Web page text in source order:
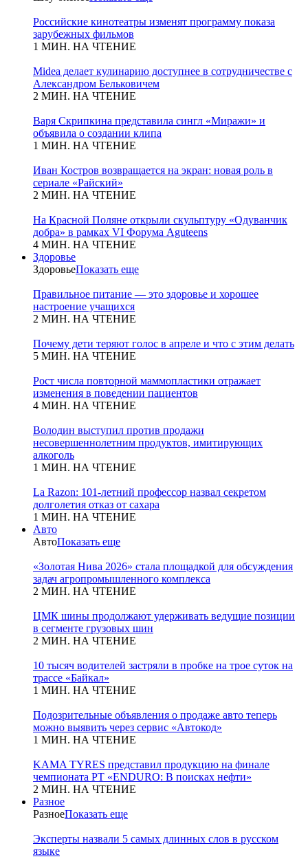
Российские кинотеатры изменят программу показа
зарубежных фильмов
1 МИН. НА ЧТЕНИЕ
Midea делает кулинарию доступнее в сотрудничестве с
Александром Бельковичем
2 МИН. НА ЧТЕНИЕ
Варя Скрипкина представила сингл «Миражи» и
объявила о создании клипа
1 МИН. НА ЧТЕНИЕ
Иван Костров возвращается на экран: новая роль в
сериале «Райский»
2 МИН. НА ЧТЕНИЕ
На Красной Поляне открыли скульптуру «Одуванчик
добра» в рамках VI Форума Aguteens
4 МИН. НА ЧТЕНИЕ
Здоровье
ЗдоровьеПоказать еще
Правильное питание — это здоровье и хорошее
настроение учащихся
2 МИН. НА ЧТЕНИЕ
Почему дети теряют голос в апреле и что с этим делать
5 МИН. НА ЧТЕНИЕ
Рост числа повторной маммопластики отражает
изменения в поведении пациентов
4 МИН. НА ЧТЕНИЕ
Володин выступил против продажи
несовершеннолетним продуктов, имитирующих
алкоголь
1 МИН. НА ЧТЕНИЕ
La Razon: 101-летний профессор назвал секретом
долголетия отказ от сахара
1 МИН. НА ЧТЕНИЕ
Авто
АвтоПоказать еще
«Золотая Нива 2026» стала площадкой для обсуждения
задач агропромышленного комплекса
2 МИН. НА ЧТЕНИЕ
ЦМК шины продолжают удерживать ведущие позиции
в сегменте грузовых шин
2 МИН. НА ЧТЕНИЕ
10 тысяч водителей застряли в пробке на трое суток на
трассе «Байкал»
1 МИН. НА ЧТЕНИЕ
Подозрительные объявления о продаже авто теперь
можно выявить через сервис «Автокод»
1 МИН. НА ЧТЕНИЕ
KAMA TYRES представил продукцию на финале
чемпионата РТ «ENDURO: В поисках нефти»
2 МИН. НА ЧТЕНИЕ
Разное
РазноеПоказать еще
Эксперты назвали 5 самых длинных слов в русском
языке